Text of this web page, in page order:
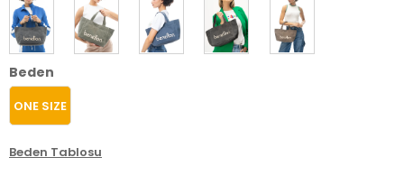
Beden
ONE SIZE
Beden Tablosu